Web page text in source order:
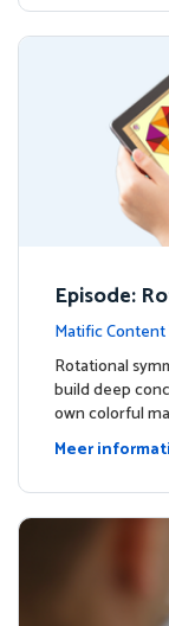
Episode:
Matific
Rotational
build deep
own colorful
Meer